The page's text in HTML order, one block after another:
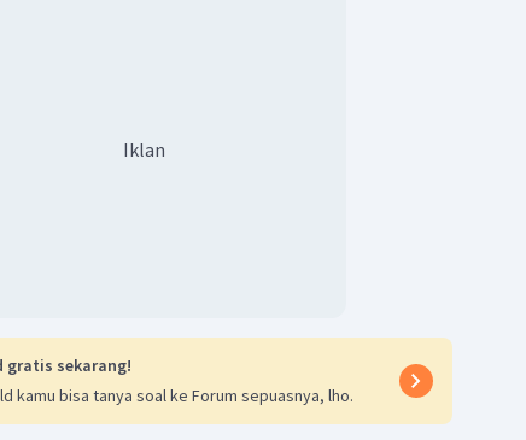
Iklan
gratis sekarang!
kamu bisa tanya soal ke Forum sepuasnya, lho.